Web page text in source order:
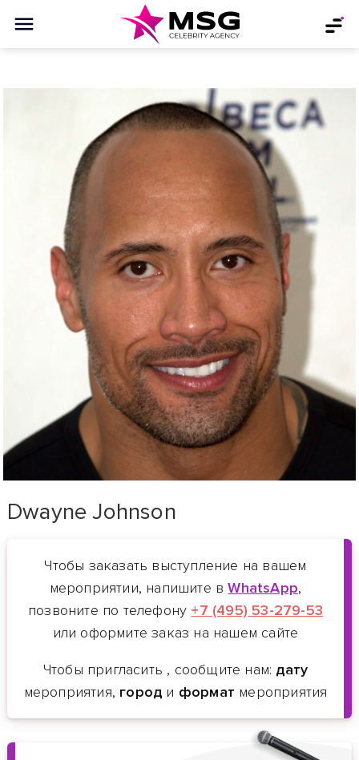
Dwayne Johnson
Чтобы заказать выступление на вашем
мероприятии, напишите вWhatsApp,
позвоните по телефону +7 (495) 53-279-53
или оформите заказ на нашем сайте
Чтобы пригласить , сообщите нам: дату
мероприятия, город и формат мероприятия